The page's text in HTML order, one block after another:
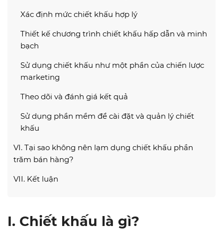
Xác định mức chiết khấu hợp lý
Thiết kế chương trình chiết khấu hấp dẫn và minh
bạch
Sử dụng chiết khấu như một phần của chiến lược
marketing
Theo dõi và đánh giá kết quả
Sử dụng phần mềm để cài đặt và quản lý chiết
khấu
VI. Tại sao không nên lạm dụng chiết khấu phần
trăm bán hàng?
VII. Kết luận
I. Chiết khấu là gì?